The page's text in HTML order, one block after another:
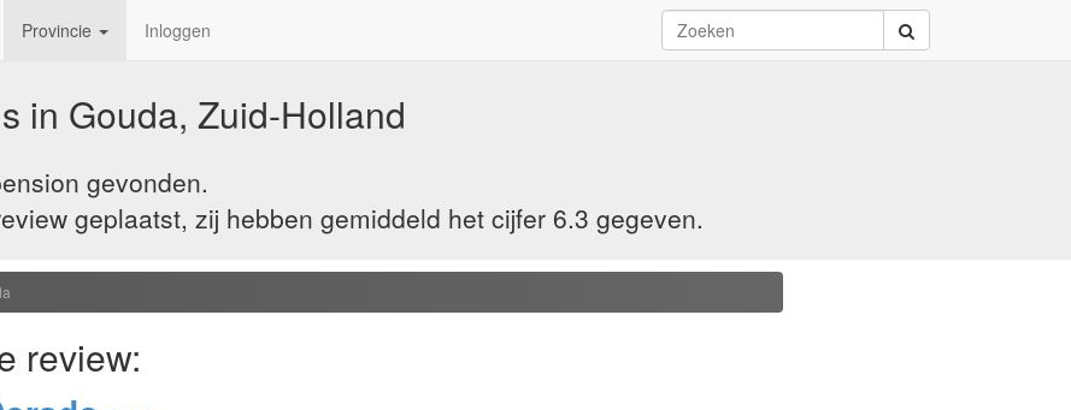
Provincie Inloggen
in Gouda, Zuid-Holland
gevonden.
geplaatst, zij hebben gemiddeld het cijfer 6.3 gegeven.
review: